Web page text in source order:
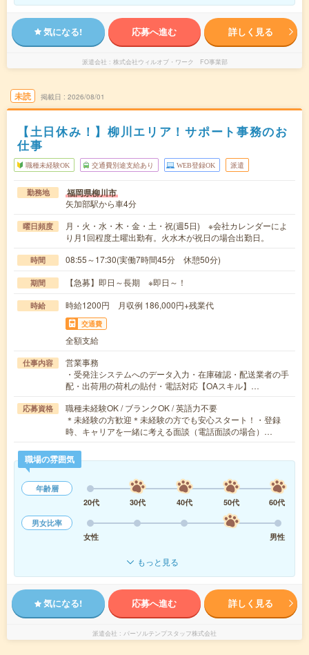
気になる! 応募へ進む 詳しく見る
派遣会社 株式会社ウィルオブ・ワーク FO事業部
未読 掲載日 2026/08/01
【土日休み！】柳川エリア！サポート事務のお
仕事
職種未経験OK 交通費別途支給あり WEB登録OK 派遣
勤務地 福岡県柳川市
矢加部駅から車4分
曜日頻度
月・火・水・木・金・土・祝(週5日) ※会社カレンダーによ
り月1回程度土曜出勤有。火水木が祝日の場合出勤日。
時間 08:55～17:30(実働7時間45分 休憩50分)
期間 【急募】即日～長期 ※即日～！
時給 時給1200円 月収例 186,000円+残業代
交通費
全額支給
仕事内容
営業事務
・受発注システムへのデータ入力・在庫確認・配送業者の手
配・出荷用の荷札の貼付・電話対応【OAスキル】…
応募資格
職種未経験OK / ブランクOK / 英語力不要
＊未経験の方歓迎＊未経験の方でも安心スタート！・登録
時、キャリアを一緒に考える面談（電話面談の場合）…
職場の雰囲気
年齢層
20代
30代 40代 50代
60代
男女比率
女性
男性
もっと見る
気になる! 応募へ進む 詳しく見る
派遣会社 パーソルテンプスタッフ株式会社